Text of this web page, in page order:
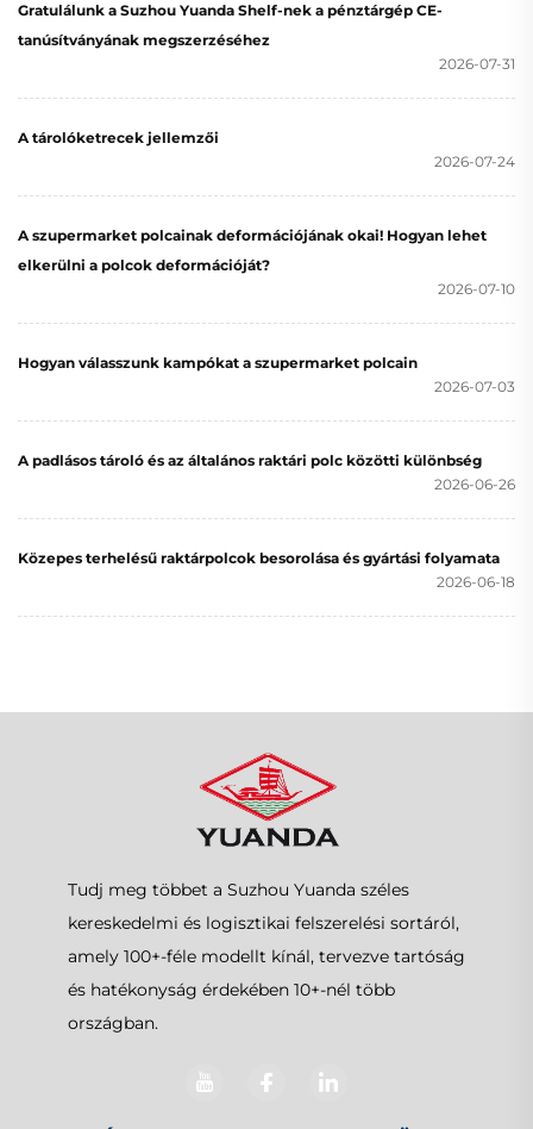
Gratulálunk a Suzhou Yuanda Shelf-nek a pénztárgép CE-
tanúsítványának megszerzéséhez
2026-07-31
A tárolóketrecek jellemzői
2026-07-24
A szupermarket polcainak deformációjának okai! Hogyan lehet
elkerülni a polcok deformációját?
2026-07-10
Hogyan válasszunk kampókat a szupermarket polcain
2026-07-03
A padlásos tároló és az általános raktári polc közötti különbség
2026-06-26
Közepes terhelésű raktárpolcok besorolása és gyártási folyamata
2026-06-18
Tudj meg többet a Suzhou Yuanda széles
kereskedelmi és logisztikai felszerelési sortáról,
amely 100+-féle modellt kínál, tervezve tartóság
és hatékonyság érdekében 10+-nél több
országban.